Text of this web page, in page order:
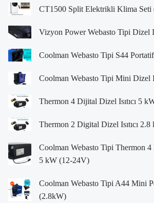
CT1500 Split Elektrikli Klima Seti
Vizyon Power Webasto Tipi Dizel
Coolman Webasto Tipi S44
Coolman Webasto Tipi Mini Dizel
Thermon 4 Dijital Dizel Isıtıcı 5
Thermon 2 Digital Dizel Isıtıcı
Coolman Webasto Tipi Thermon 4
5 kW (12-24V)
Coolman Webasto Tipi A44 Mini
(2.8kW)